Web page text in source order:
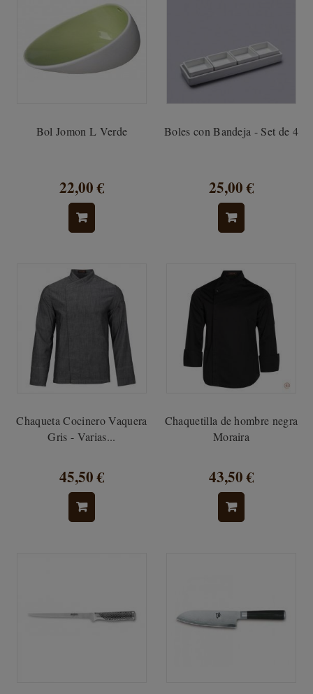
Bol Jomon L Verde
22,00 €
Boles con Bandeja - Set de 4
25,00 €
Chaqueta Cocinero Vaquera
Gris - Varias...
45,50 €
Chaquetilla de hombre negra
Moraira
43,50 €